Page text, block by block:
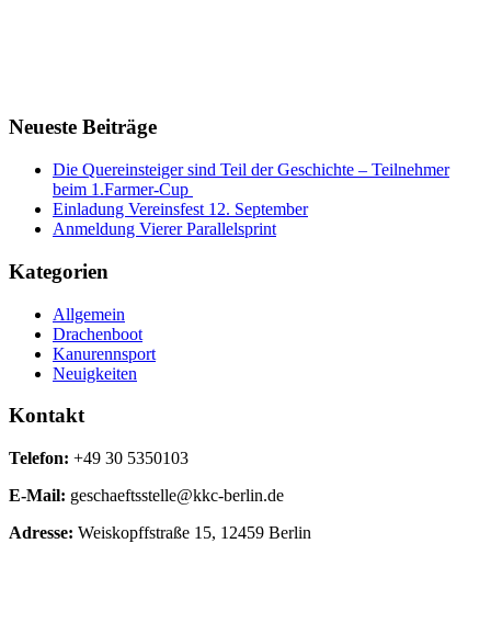
Neueste Beiträge
Die Quereinsteiger sind Teil der Geschichte – Teilnehmer
beim 1.Farmer-Cup
Einladung Vereinsfest 12. September
Anmeldung Vierer Parallelsprint
Kategorien
Allgemein
Drachenboot
Kanurennsport
Neuigkeiten
Kontakt
Telefon: +49 30 5350103
E-Mail: geschaeftsstelle@kkc-berlin.de
Adresse: Weiskopffstraße 15, 12459 Berlin